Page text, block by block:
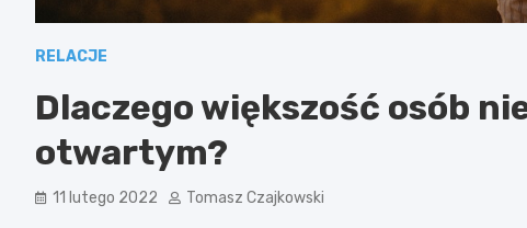
RELACJE
Dlaczego większość osób
otwartym?
11 lutego 2022 Tomasz Czajkowski